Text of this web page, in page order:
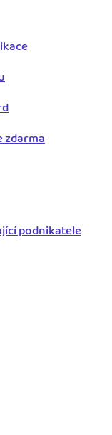
zdarma
podnikatele